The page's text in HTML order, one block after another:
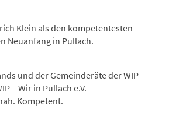
Klein als den kompetentesten
Neuanfang in Pullach.
und der Gemeinderäte der WIP
– Wir in Pullach e.V.
Kompetent.